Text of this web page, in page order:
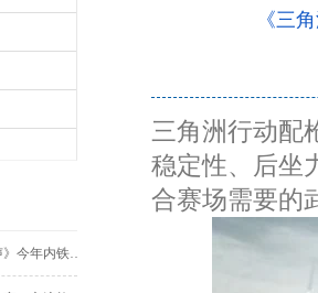
《诛仙世界》《燕云十六声》今年内铁上线？2024年下半年MMO大作云集！
《三
三角洲行动配
稳定性、后坐
合赛场需要的